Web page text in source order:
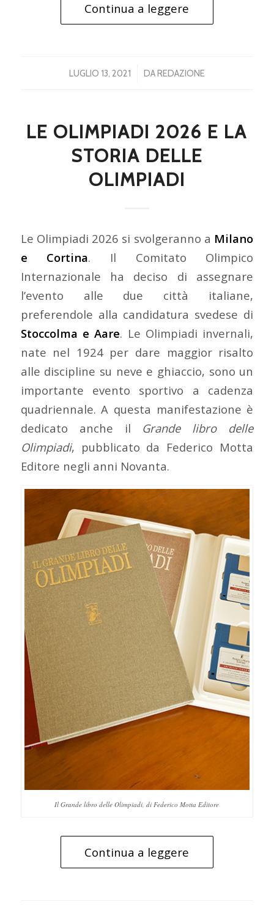
Continua a leggere
LUGLIO 13, 2021
/ DA REDAZIONE
LE OLIMPIADI 2026 E LA
STORIA DELLE
OLIMPIADI
Le Olimpiadi 2026 si svolgeranno a Milano
e Cortina. Il Comitato Olimpico
Internazionale ha deciso di assegnare
l’evento alle due città italiane,
preferendole alla candidatura svedese di
Stoccolma e Aare. Le Olimpiadi invernali,
nate nel 1924 per dare maggior risalto
alle discipline su neve e ghiaccio, sono un
importante evento sportivo a cadenza
quadriennale. A questa manifestazione è
dedicato anche il Grande libro delle
Olimpiadi, pubblicato da Federico Motta
Editore negli anni Novanta.
Il Grande libro delle Olimpiadi, di Federico Motta Editore
Continua a leggere